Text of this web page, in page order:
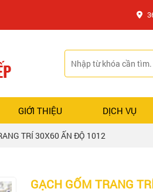
GIỚI THIỆU DỊCH VỤ
TRÍ 30X60 ẤN ĐỘ 1012
GẠCH GỐM TRANG